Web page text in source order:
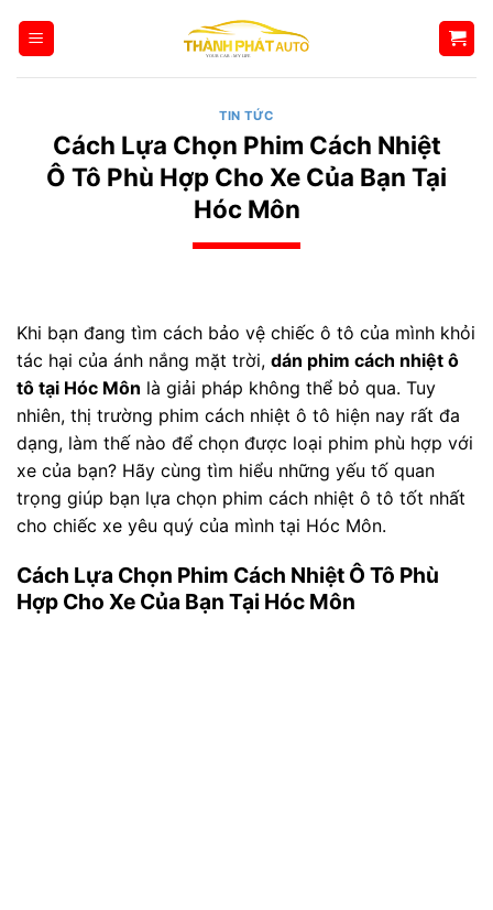
qua
TIN TỨC
Cách Lựa Chọn Phim Cách Nhiệt
Ô Tô Phù Hợp Cho Xe Của Bạn Tại
Hóc Môn
Khi bạn đang tìm cách bảo vệ chiếc ô tô của mình khỏi
tác hại của ánh nắng mặt trời, dán phim cách nhiệt ô
tô tại Hóc Môn là giải pháp không thể bỏ qua. Tuy
nhiên, thị trường phim cách nhiệt ô tô hiện nay rất đa
dạng, làm thế nào để chọn được loại phim phù hợp với
xe của bạn? Hãy cùng tìm hiểu những yếu tố quan
trọng giúp bạn lựa chọn phim cách nhiệt ô tô tốt nhất
cho chiếc xe yêu quý của mình tại Hóc Môn.
Cách Lựa Chọn Phim Cách Nhiệt Ô Tô Phù
Hợp Cho Xe Của Bạn Tại Hóc Môn